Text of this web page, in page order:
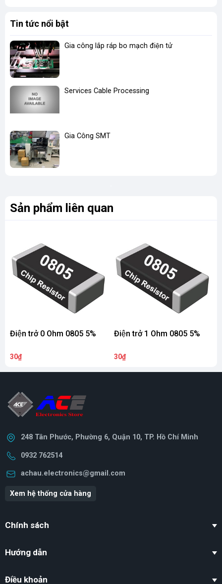
Tin tức nổi bật
Gia công lắp ráp bo mạch điện tử
Services Cable Processing
Gia Công SMT
Sản phẩm liên quan
Điện trở 0 Ohm 0805 5%
30₫
Điện trở 1 Ohm 0805 5%
30₫
248 Tân Phước, Phường 6, Quận 10, TP. Hồ Chí Minh
0932 762514
achau.electronics@gmail.com
Xem hệ thống cửa hàng
Chính sách
Hướng dẫn
Điều khoản